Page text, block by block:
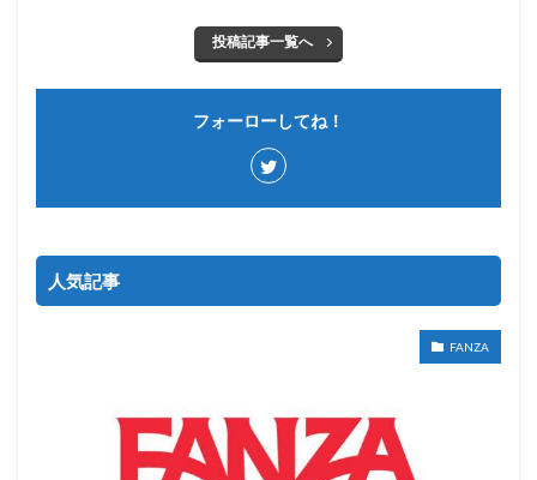
投稿記事一覧へ
フォーローしてね！
人気記事
FANZA